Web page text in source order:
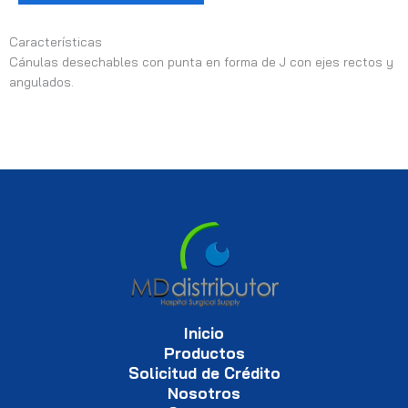
Características
Cánulas desechables con punta en forma de J con ejes rectos y
angulados.
Inicio
Productos
Solicitud de Crédito
Nosotros